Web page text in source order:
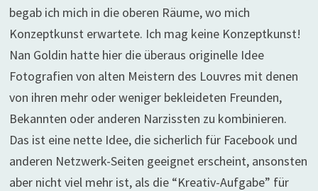
begab ich mich in die oberen Räume, wo mich
Konzeptkunst erwartete. Ich mag keine Konzeptkunst!
Nan Goldin hatte hier die überaus originelle Idee
Fotografien von alten Meistern des Louvres mit denen
von ihren mehr oder weniger bekleideten Freunden,
Bekannten oder anderen Narzissten zu kombinieren.
Das ist eine nette Idee, die sicherlich für Facebook und
anderen Netzwerk-Seiten geeignet erscheint, ansonsten
aber nicht viel mehr ist, als die “Kreativ-Aufgabe” für